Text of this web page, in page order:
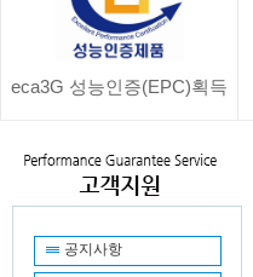
eca3G 성능인증(EPC)획득
공지사항